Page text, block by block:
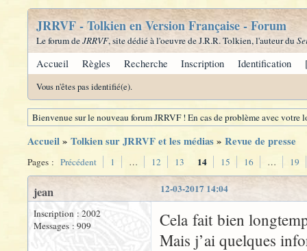
JRRVF - Tolkien en Version Française - Forum
Le forum deJRRVF, site dédié à l'oeuvre de J.R.R. Tolkien, l'auteur du
Accueil Règles Recherche Inscription Identification
Vous n'êtes pas identifié(e).
Bienvenue sur le nouveau forum JRRVF ! En cas de problème avec
Accueil» Tolkien sur JRRVF et les médias» Revue de presse
Pages : Précédent 1 … 12 13 14 15 16 … 19
12-03-2017 14:04
jean
Inscription : 2002
Messages : 909
Cela fait bien
Mais j’ai quelques